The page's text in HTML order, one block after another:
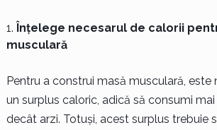
Înțelege necesarul de calorii
musculară
Pentru a construi masă musculară, este
un surplus caloric, adică să consumi
decât arzi. Totuși, acest surplus trebuie